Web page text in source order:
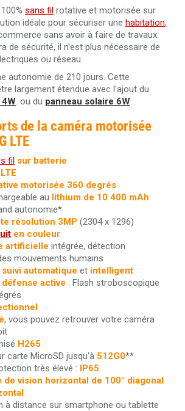
sans fil rotative et motorisée sur
idéale pour sécuriser une habitation,
sans avoir à faire de travaux.
de sécurité, il n'est plus nécessaire de
ou réseau.
autonomie de 210 jours. Cette
largement étendue avec l'ajout du
. ou du panneau solaire 6W.
de la caméra motorisée
LTE
fil sur batterie
motorisée 360 degrés
au lithium de 10 400 mAh
autonomie*
résolution 3MP (2304 x 1296)
en couleur
artificielle intégrée, détection
mouvements humains
suivi automatique et intelligent
défense active : Flash stroboscopique
, vous pouvez retrouver votre caméra
H265
carte MicroSD jusqu'à 512G0**
très élevé : IP65
de vision horizontal de 100° diagonal
à distance sur smartphone ou tablette